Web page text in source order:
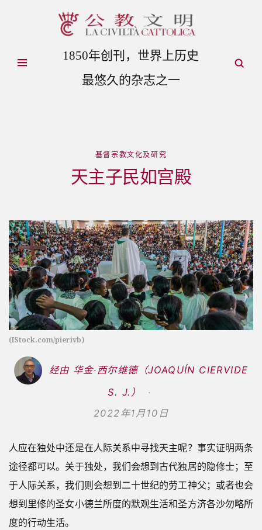
1850年创刊，世界上历史
最悠久的杂志之一
基督宗教文化及研究
天主子民如宫殿
(IStock.com/pierivb)
经由 华金·西尔维德（JOAQUÍN CIERVIDE
S. J.）
2022年1月10日
人应在独处中还是在人际关系中寻找天主呢？事实证明两条
途径都可以。关于独处，我们会想到古代独居的隐修士；至
于人际关系，我们则会想到二十世纪的劳工神父；或者也会
想到里修的圣女小德兰所度的默观生活和圣方济各沙勿略所
度的行动生活。